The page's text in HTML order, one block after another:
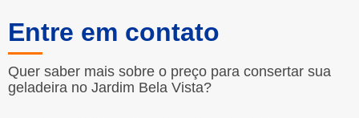
Entre em contato
Quer saber mais sobre o preço para consertar sua
geladeira no Jardim Bela Vista?